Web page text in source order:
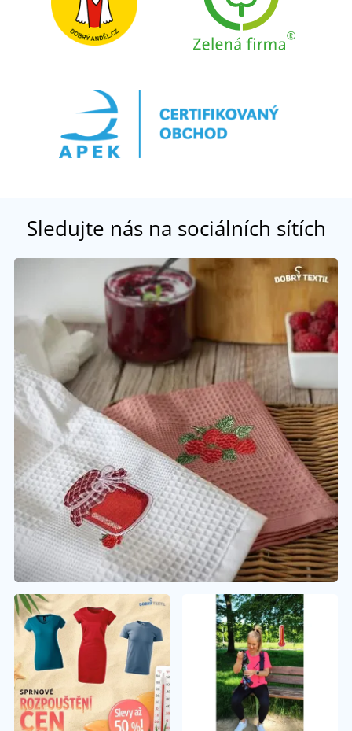
Sledujte nás na sociálních sítích